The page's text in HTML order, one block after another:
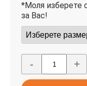
*Моля изберете
за Вас!
- +